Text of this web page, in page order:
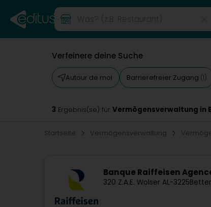
Verfeinere deine Suche
Autour de moi Barrierefreier Zugang (1)
3 Ergebnis(se) für Vermögensverwaltung in
Startseite Vermögensverwaltung
Banque Raiffeisen
320 Z.A.E. Wolser AL-3225